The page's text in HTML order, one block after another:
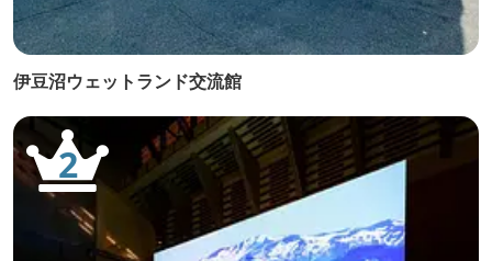
伊豆沼ウェットランド交流館
2